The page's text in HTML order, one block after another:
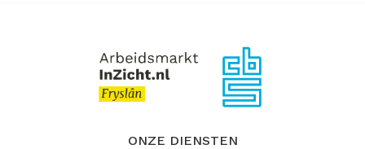
ONZE DIENSTEN